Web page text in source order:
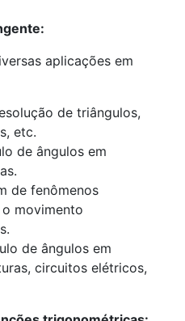
aplicações em
de triângulos,
etc.
de ângulos em
de fenômenos
movimento
de ângulos em
circuitos elétricos,